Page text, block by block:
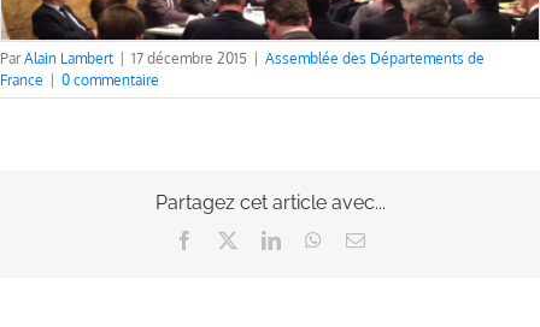
ParAlain Lambert 17 décembre 2015
Assemblée des Départements de
France
0 commentaire
Partagez cet article avec...
Facebook LinkedInWhatsApp
Email